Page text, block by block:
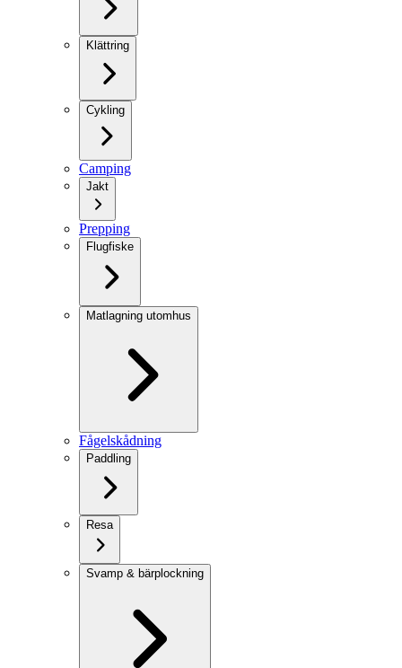
Klättring
Cykling
Camping
Jakt
Prepping
Flugfiske
Matlagning utomhus
Fågelskådning
Paddling
Resa
Svamp & bärplockning